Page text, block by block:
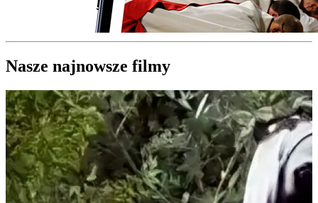
Nasze najnowsze filmy